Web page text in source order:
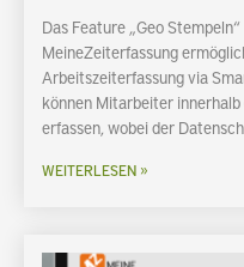
Das Feature „Geo
MeineZeiterfassung
Arbeitszeiterfassung via
können Mitarbeiter
erfassen, wobei der
WEITERLESEN »